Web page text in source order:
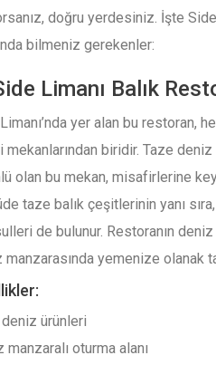
doğru yerdesiniz. İşte
bilmeniz gerekenler:
Limanı Balık
yer alan bu restoran,
mekanlarından biridir. Taze
olan bu mekan, misafirlerine
taze balık çeşitlerinin yanı
de bulunur. Restoranın
manzarasında yemenize olanak
ürünleri
manzaralı oturma alanı